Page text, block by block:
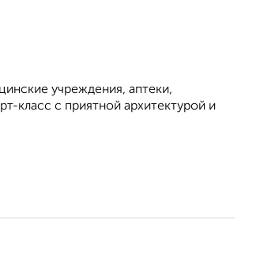
учреждения, аптеки,
класс с приятной архитектурой и